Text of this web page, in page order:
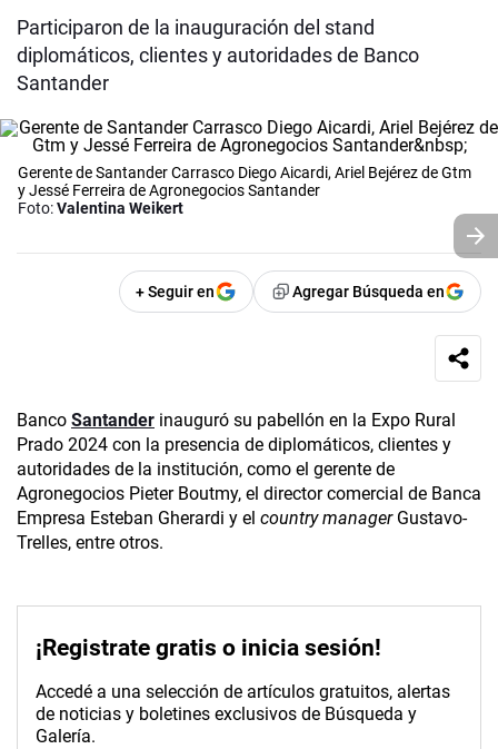
Participaron de la inauguración del stand
diplomáticos, clientes y autoridades de Banco
Santander
Gerente de Santander Carrasco Diego Aicardi, Ariel Bejérez de Gtm
y Jessé Ferreira de Agronegocios Santander
Foto:Valentina Weikert
+ Seguir en Agregar Búsqueda en
Banco Santander inauguró su pabellón en la Expo Rural
Prado 2024 con la presencia de diplomáticos, clientes y
autoridades de la institución, como el gerente de
Agronegocios Pieter Boutmy, el director comercial de Banca
Empresa Esteban Gherardi y el country managerGustavo­
Trelles­, entre otros.
¡Registrate gratis o inicia sesión!
Accedé a una selección de artículos gratuitos, alertas
de noticias y boletines exclusivos de Búsqueda y
Galería.